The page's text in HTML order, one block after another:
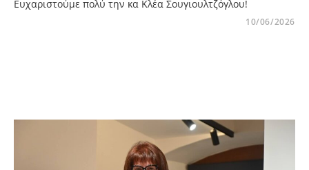
Ευχαριστούμε πολύ την κα Κλέα Σουγιουλτζόγλου!
10/06/2026